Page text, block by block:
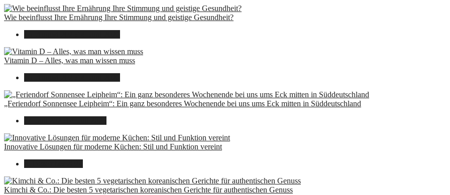
Wie beeinflusst Ihre Ernährung Ihre Stimmung und geistige Gesundheit?
Vitamin D – Alles, was man wissen muss
„Feriendorf Sonnensee Leipheim“: Ein ganz besonderes Wochenende bei uns ums Eck mitten in Süddeutschland
Innovative Lösungen für moderne Küchen: Stil und Funktion vereint
Kimchi & Co.: Die besten 5 vegetarischen koreanischen Gerichte für authentischen Genuss